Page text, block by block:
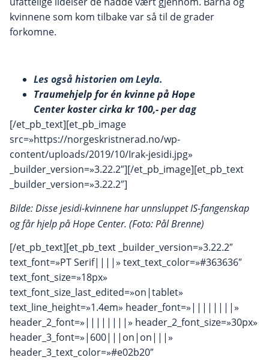
kvinnene som kom tilbake var så til de grader
forkomne.
Les også historien om Leyla.
Traumehjelp for én kvinne på Hope
Center koster cirka kr 100,- per dag
[/et_pb_text][et_pb_image
src=»https://norgeskristnerad.no/wp-
content/uploads/2019/10/Irak-jesidi.jpg»
_builder_version=»3.22.2″][/et_pb_image][et_pb_text
_builder_version=»3.22.2″]
Bilde: Disse jesidi-kvinnene har unnsluppet IS-fangenskap
og får hjelp på Hope Center. (Foto: Pål Brenne)
[/et_pb_text][et_pb_text _builder_version=»3.22.2″
text_font=»PT Serif||||» text_text_color=»#363636″
text_font_size=»18px»
text_font_size_last_edited=»on|tablet»
text_line_height=»1.4em» header_font=»||||||||»
header_2_font=»||||||||» header_2_font_size=»30px»
header_3_font=»|600|||on|on|||»
header_3_text_color=»#e02b20″